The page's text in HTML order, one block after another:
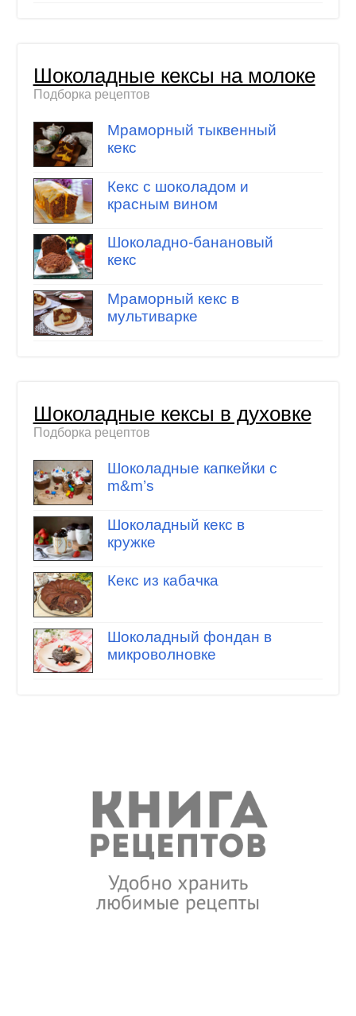
Шоколадные кексы на молоке
Подборка рецептов
Мраморный тыквенный
кекс
Кекс с шоколадом и
красным вином
Шоколадно-банановый
кекс
Мраморный кекс в
мультиварке
Шоколадные кексы в духовке
Подборка рецептов
Шоколадные капкейки с
m&m’s
Шоколадный кекс в
кружке
Кекс из кабачка
Шоколадный фондан в
микроволновке